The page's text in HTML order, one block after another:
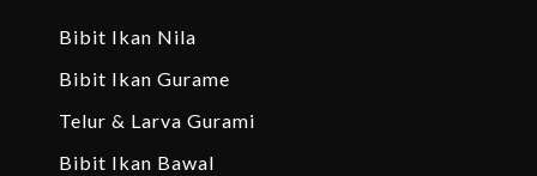
Bibit Ikan Nila
Bibit Ikan Gurame
Telur & Larva Gurami
Bibit Ikan Bawal